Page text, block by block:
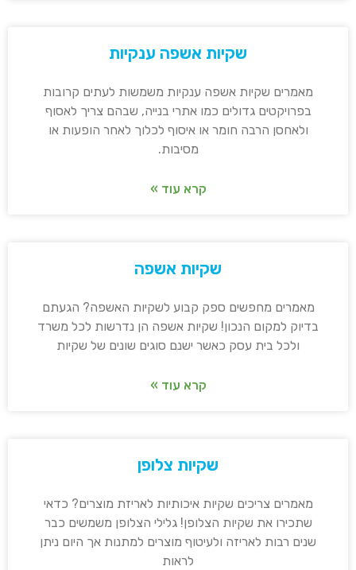
שקיות אשפה ענקיות
מאמרים שקיות אשפה ענקיות משמשות לעתים קרובות
בפרויקטים גדולים כמו אתרי בנייה, שבהם צריך לאסוף
ולאחסן הרבה חומר או איסוף לכלוך לאחר הופעות או
מסיבות.
קרא עוד »
שקיות אשפה
מאמרים מחפשים ספק קבוע לשקיות האשפה? הגעתם
בדיוק למקום הנכון! שקיות אשפה הן נדרשות לכל משרד
ולכל בית עסק כאשר ישנם סוגים שונים של שקיות
קרא עוד »
שקיות צלופן
מאמרים צריכים שקיות איכותיות לאריזת מוצרים? כדאי
שתכירו את שקיות הצלופן! גלילי הצלופן משמשים כבר
שנים רבות לאריזה ולעיטוף מוצרים למתנות אך היום ניתן
לראות